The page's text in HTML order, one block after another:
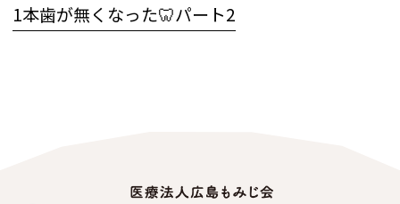
1本歯が無くなった🦷パート2